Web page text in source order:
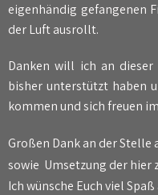
eigenhändig gefangenen
der Luft ausrollt.
Danken will ich an
bisher unterstützt haben
kommen und sich freuen
Großen Dank an der Stelle
sowie Umsetzung der hier
Ich wünsche Euch viel